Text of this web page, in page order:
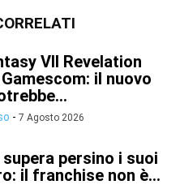
VII Revelation
il nuovo
- 7 Agosto 2026
persino i suoi
il franchise non è...